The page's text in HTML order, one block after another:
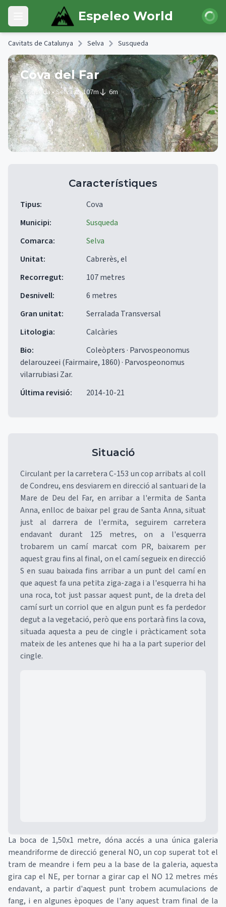
Skip to main content
Open main menu Espeleo World Iniciar
Cavitats de Catalunya Selva Susqueda
Cova del Far
Susqueda• Selva 107m 6m
Característiques
Tipus:
Cova
Municipi:
Susqueda
Comarca:
Selva
Unitat:
Cabrerès, el
Recorregut:
107 metres
Desnivell:
6 metres
Gran unitat:
Serralada Transversal
Litologia:
Calcàries
Bio:
Coleòpters · Parvospeonomus
delarouzeei (Fairmaire, 1860) · Parvospeonomus
vilarrubiasi Zar.
Última revisió: 2014-10-21
Situació
Circulant per la carretera C-153 un cop arribats al coll
de Condreu, ens desviarem en direcció al santuari de la
Mare de Deu del Far, en arribar a l'ermita de Santa
Anna, enlloc de baixar pel grau de Santa Anna, situat
just al darrera de l'ermita, seguirem carretera
endavant durant 125 metres, on a l'esquerra
trobarem un camí marcat com PR, baixarem per
aquest grau fins al final, on el camí segueix en direcció
S en suau baixada fins arribar a un punt del camí en
que aquest fa una petita ziga-zaga i a l'esquerra hi ha
una roca, tot just passar aquest punt, de la dreta del
camí surt un corriol que en algun punt es fa perdedor
degut a la vegetació, però que ens portarà fins la cova,
situada aquesta a peu de cingle i pràcticament sota
mateix de les antenes que hi ha a la part superior del
cingle.
La boca de 1,50x1 metre, dóna accés a una única galeria
meandriforme de direcció general NO, un cop superat tot el
tram de meandre i fem peu a la base de la galeria, aquesta
gira cap el NE, per tornar a girar cap el NO 12 metres més
endavant, a partir d'aquest punt trobem acumulacions de
fang, i en algunes èpoques de l'any aquest tram final de la